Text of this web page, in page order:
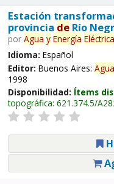
Estación
provincia deRío
por Agua y Energía
Idioma: Español
Editor: Buenos Aires: Agua
1998
Disponibilidad: Ítems
topográfica: 621.374.5/